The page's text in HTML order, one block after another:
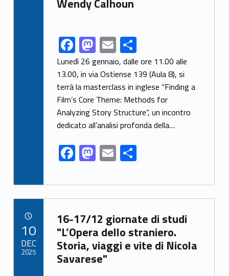
Wendy Calhoun
Link identifier share facebook archive #share-link-archive-12245F
ac
e
b
o
o
k
M
as
to
d
o
n
E
m
ai
l
S
h
ar
e
Lunedì 26 gennaio, dalle ore 11.00 alle
13.00, in via Ostiense 139 (Aula 8), si
terrà la masterclass in inglese “Finding a
Film’s Core Theme: Methods for
Analyzing Story Structure”, un incontro
dedicato all’analisi profonda della…
F
ac
e
b
o
o
k
M
as
to
d
o
n
E
m
ai
l
S
ar
e
Link identifier archive #link-archive-49217
16-17/12 giornate di studi
"L’Opera dello straniero.
Storia, viaggi e vite di Nicola
Savarese"
10
DEC
2025